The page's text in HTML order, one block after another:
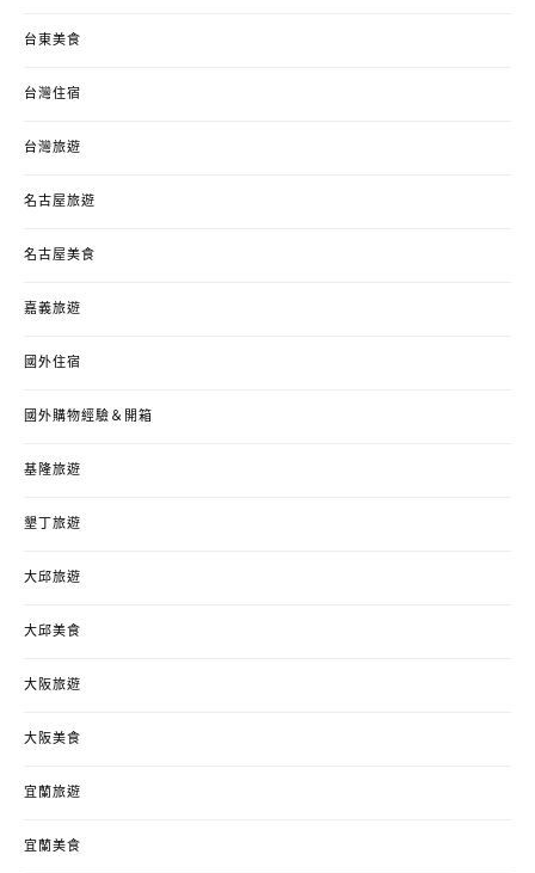
台東美食
台灣住宿
台灣旅遊
名古屋旅遊
名古屋美食
嘉義旅遊
國外住宿
國外購物經驗＆開箱
基隆旅遊
墾丁旅遊
大邱旅遊
大邱美食
大阪旅遊
大阪美食
宜蘭旅遊
宜蘭美食